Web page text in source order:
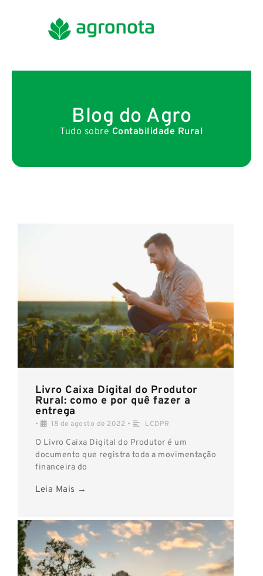
Blog do Agro
Tudo sobre Contabilidade Rural
Livro Caixa Digital do Produtor
Rural: como e por quê fazer a
entrega
• 18 de agosto de 2022 • LCDPR
O Livro Caixa Digital do Produtor é um
documento que registra toda a movimentação
financeira do
Leia Mais →